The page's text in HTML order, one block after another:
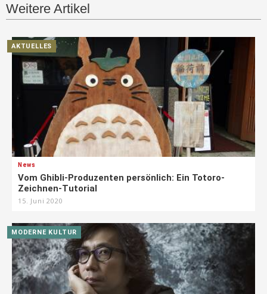
Weitere Artikel
AKTUELLES
News
Vom Ghibli-Produzenten persönlich: Ein Totoro-
Zeichnen-Tutorial
15. Juni 2020
MODERNE KULTUR